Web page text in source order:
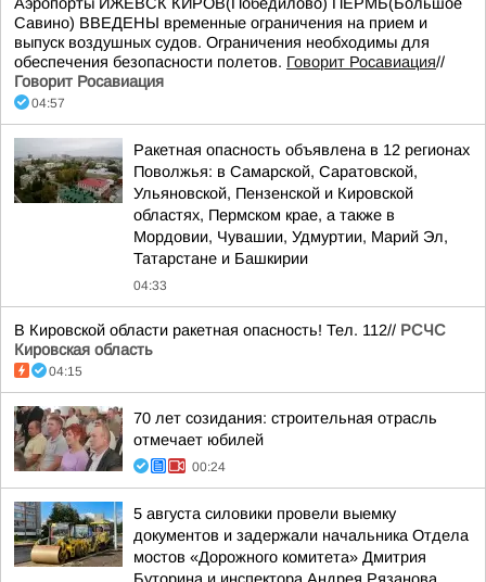
Савино) ВВЕДЕНЫ временные ограничения на прием и
выпуск воздушных судов. Ограничения необходимы для
обеспечения безопасности полетов. Говорит Росавиация//
Говорит Росавиация
04:57
Ракетная опасность объявлена в 12 регионах
Поволжья: в Самарской, Саратовской,
Ульяновской, Пензенской и Кировской
областях, Пермском крае, а также в
Мордовии, Чувашии, Удмуртии, Марий Эл,
Татарстане и Башкирии
04:33
В Кировской области ракетная опасность! Тел. 112// РСЧС
Кировская область
04:15
70 лет созидания: строительная отрасль
отмечает юбилей
00:24
5 августа силовики провели выемку
документов и задержали начальника Отдела
мостов «Дорожного комитета» Дмитрия